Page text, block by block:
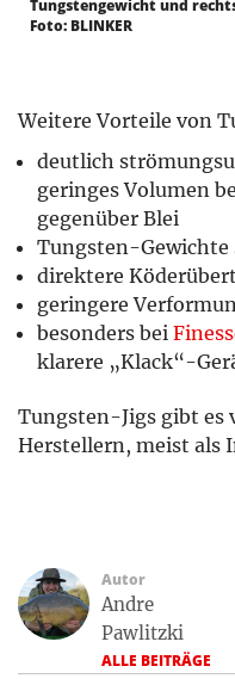
Tungstengewicht und
Foto: BLINKER
Weitere Vorteile von
deutlich
geringes Volumen
gegenüber Blei
Tungsten-
direktere
geringere
besonders bei
klarere „Klack“-
Tungsten-Jigs gibt es
Herstellern, meist als
Autor
Andre
Pawlitzki
ALLE BEITRÄGE